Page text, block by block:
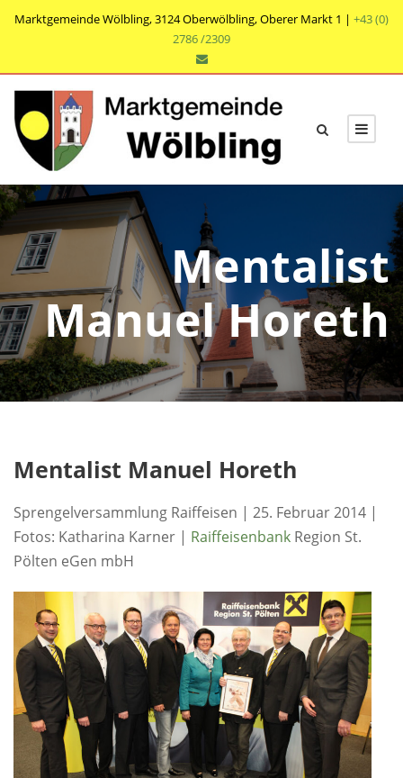
Marktgemeinde Wölbling, 3124 Oberwölbling, Oberer Markt 1 | +43 (0)
2786 /2309
Mentalist
Manuel Horeth
Mentalist Manuel Horeth
Sprengelversammlung Raiffeisen | 25. Februar 2014 |
Fotos: Katharina Karner | Raiffeisenbank Region St.
Pölten eGen mbH